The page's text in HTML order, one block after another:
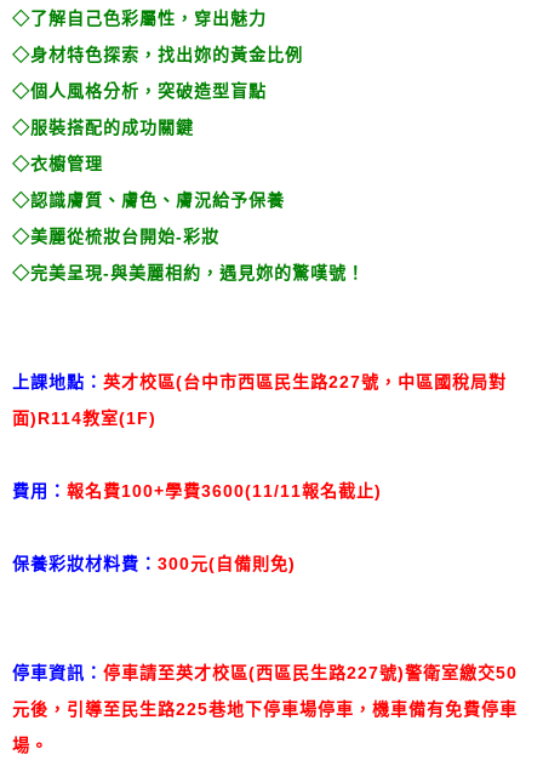
◇了解自己色彩屬性，穿出魅力
◇身材特色探索，找出妳的黃金比例
◇個人風格分析，突破造型盲點
◇服裝搭配的成功關鍵
◇衣櫥管理
◇認識膚質、膚色、膚況給予保養
◇美麗從梳妝台開始-彩妝
◇完美呈現-與美麗相約，遇見妳的驚嘆號！
上課地點： 英才校區(台中市西區民生路227號，中區國稅局對
面)R114教室(1F)
費用： 報名費100+學費3600(11/11報名截止)
保養彩妝材料費： 300元(自備則免)
停車資訊： 停車請至英才校區(西區民生路227號)警衛室繳交50
元後，引導至民生路225巷地下停車場停車，機車備有免費停車
場。